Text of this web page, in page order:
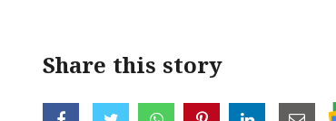
Share this story